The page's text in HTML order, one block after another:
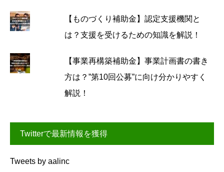
【ものづくり補助金】認定支援機関と
は？支援を受けるための知識を解説！
【事業再構築補助金】事業計画書の書き
方は？”第10回公募”に向け分かりやすく
解説！
Twitterで最新情報を獲得
Tweets by aalinc